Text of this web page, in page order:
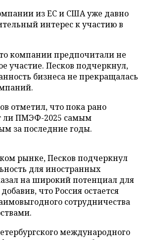
из ЕС и США уже давно
интерес к участию в
компании предпочитали не
участие. Песков подчеркнул,
бизнеса не прекращалась
отметил, что пока рано
ли ПМЭФ-2025 самым
за последние годы.
рынке, Песков подчеркнул
для иностранных
на широкий потенциал для
что Россия остается
сотрудничества
международного